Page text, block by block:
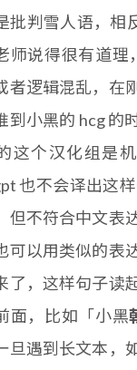
批判雪人语，相
师说得很有道理
者逻辑混乱，在
到小黑的 hcg 的
这个汉化组是
也不会译出这
但不符合中文表
可以用类似的表
了，这样句子读
面，比如「小黑
旦遇到长文本，